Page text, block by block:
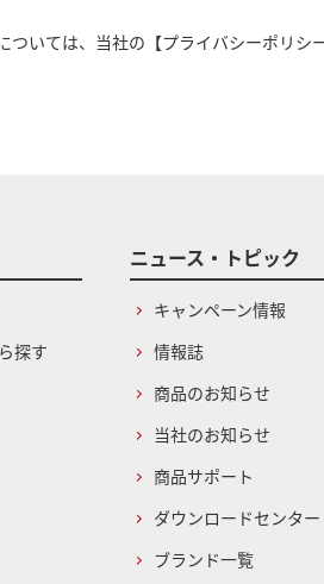
ついては、当社の 【プライバシーポリシ
探す
ニュース・トピック
キャンペーン情報
情報誌
商品のお知らせ
当社のお知らせ
商品サポート
ダウンロードセンター
ブランド一覧